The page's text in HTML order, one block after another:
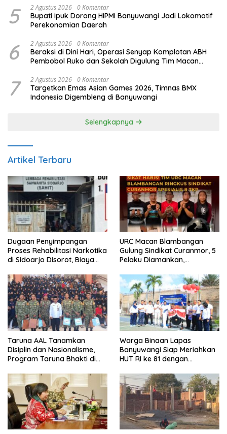
5 2 Agustus 2026 0 Komentar
Bupati Ipuk Dorong HIPMI Banyuwangi Jadi Lokomotif
Perekonomian Daerah
6 2 Agustus 2026 0 Komentar
Beraksi di Dini Hari, Operasi Senyap Komplotan ABH
Pembobol Ruko dan Sekolah Digulung Tim Macan
7 2 Agustus 2026 0 Komentar
Targetkan Emas Asian Games 2026, Timnas BMX
Indonesia Digembleng di Banyuwangi
Selengkapnya
Artikel Terbaru
Dugaan Penyimpangan
Proses Rehabilitasi Narkotika
di Sidoarjo Disorot, Biaya
Rekening Pribadi
URC Macan Blambangan
Gulung Sindikat Curanmor, 5
Pelaku Diamankan,
Banyuwangi
Taruna AAL Tanamkan
Disiplin dan Nasionalisme,
Program Taruna Bhakti di
Warga Binaan Lapas
Banyuwangi Siap Meriahkan
HUT RI ke 81 dengan